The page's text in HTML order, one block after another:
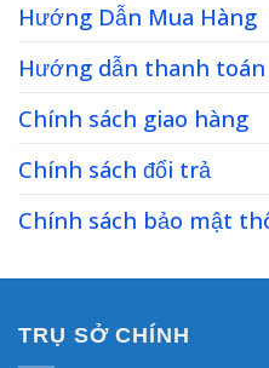
Hướng Dẫn Mua Hàng
Hướng dẫn thanh toán
Chính sách giao hàng
Chính sách đổi trả
Chính sách bảo mật
TRỤ SỞ CHÍNH